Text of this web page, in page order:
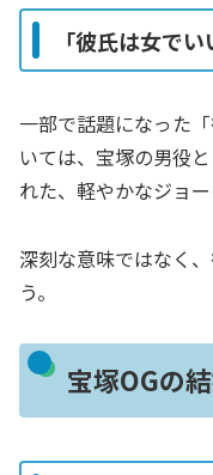
「彼氏は女で
一部で話題になった
いては、宝塚の男役
れた、軽やかなジョ
深刻な意味ではなく
う。
宝塚OGの